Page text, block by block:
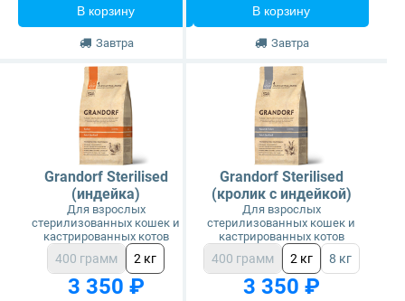
В корзину
Завтра
В корзину
Завтра
Grandorf Sterilised
(индейка)
Для взрослых
стерилизованных кошек и
кастрированных котов
400 грамм 2 кг
3 350 ₽
Grandorf Sterilised
(кролик с индейкой)
Для взрослых
стерилизованных кошек и
кастрированных котов
400 грамм 2 кг 8 кг
3 350 ₽